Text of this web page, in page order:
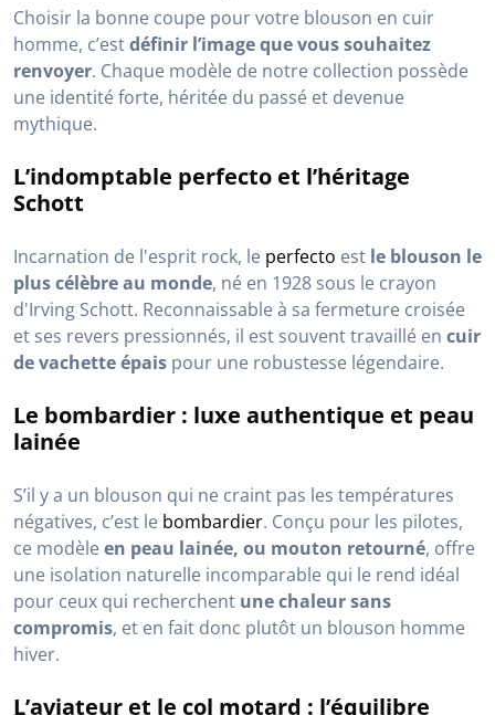
Choisir la bonne coupe pour votre blouson en cuir
homme, c’estdéfinir l’image que vous souhaitez
renvoyer. Chaque modèle de notre collection possède
une identité forte, héritée du passé et devenue
mythique.
L’indomptable perfecto et l’héritage
Schott
Incarnation de l'esprit rock, le perfecto est le blouson le
plus célèbre au monde, né en 1928 sous le crayon
d'Irving Schott. Reconnaissable à sa fermeture croisée
et ses revers pressionnés, il est souvent travaillé en cuir
de vachette épais pour une robustesse légendaire.
Le bombardier : luxe authentique et peau
lainée
S’il y a un blouson qui ne craint pas les températures
négatives, c’est le bombardier. Conçu pour les pilotes,
ce modèleen peau lainée, ou mouton retourné, offre
une isolation naturelle incomparable qui le rend idéal
pour ceux qui recherchent une chaleur sans
compromis, et en fait donc plutôt un blouson homme
hiver.
L’aviateur et le col motard : l’équilibre